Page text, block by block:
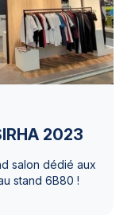
2023
salon dédié aux
stand 6B80 !